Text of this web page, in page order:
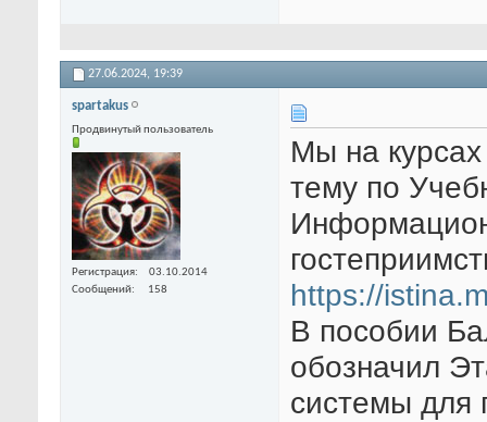
27.06.2024, 19:39
spartakus
Продвинутый пользователь
Регистрация
03.10.2014
Сообщений
158
Мы на
тему по
https://
В пособии
обозначил
системы для